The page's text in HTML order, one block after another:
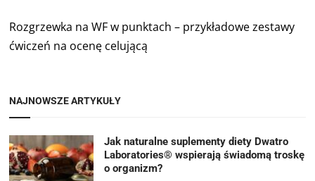
Rozgrzewka na WF w punktach – przykładowe zestawy
ćwiczeń na ocenę celującą
NAJNOWSZE ARTYKUŁY
Jak naturalne suplementy diety Dwatro
Laboratories® wspierają świadomą troskę
o organizm?